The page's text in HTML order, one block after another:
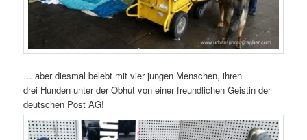
… aber diesmal belebt mit vier jungen Menschen, ihren
drei Hunden unter der Obhut von einer freundlichen Geistin der
deutschen Post AG!